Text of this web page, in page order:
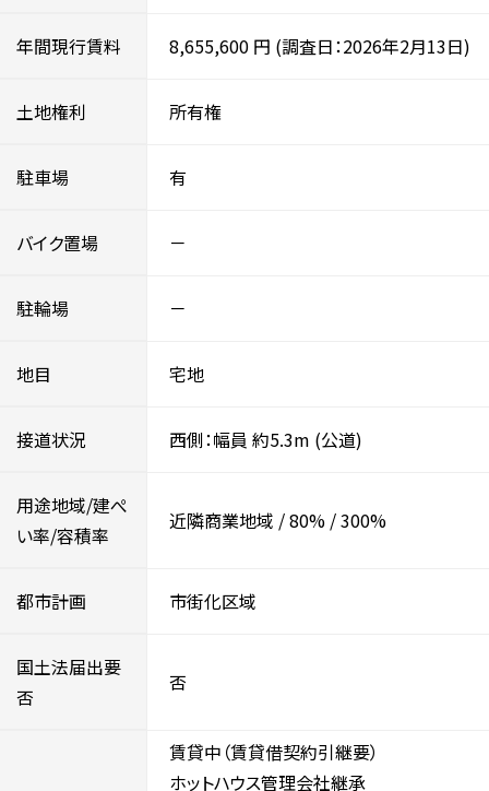
年間現行賃料 8,655,600 円 (調査日：2026年2月13日)
土地権利 所有権
駐車場 有
バイク置場 －
駐輪場 －
地目 宅地
接道状況 西側：幅員 約5.3m (公道)
用途地域/建ぺ
い率/容積率
近隣商業地域 /80% /300%
都市計画 市街化区域
国土法届出要
否
否
賃貸中（賃貸借契約引継要）
ホットハウス管理会社継承